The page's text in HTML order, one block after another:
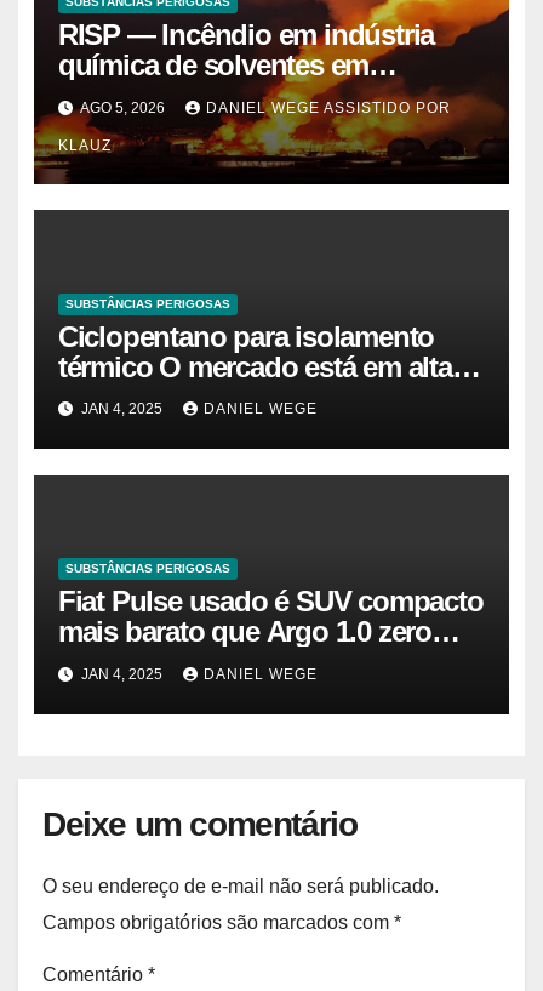
RISP — Incêndio em indústria
química de solventes em
Itaquaquecetuba/SP
(UNIQUIMA/Quema)
AGO 5, 2026 DANIEL WEGE ASSISTIDO POR
KLAUZ
SUBSTÂNCIAS PERIGOSAS
Ciclopentano para isolamento
térmico O mercado está em alta
agora. Vamos entender o
tamanho do mercado, a
participação e a previsão até 2032
JAN 4, 2025 DANIEL WEGE
SUBSTÂNCIAS PERIGOSAS
Fiat Pulse usado é SUV compacto
mais barato que Argo 1.0 zero
quilômetro
JAN 4, 2025 DANIEL WEGE
Deixe um comentário
O seu endereço de e-mail não será publicado.
Campos obrigatórios são marcados com *
Comentário *